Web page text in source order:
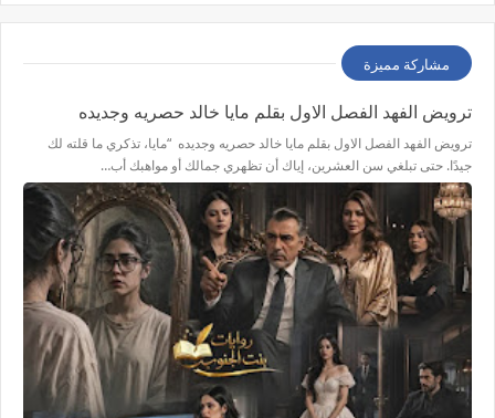
مشاركة مميزة
ترويض الفهد الفصل الاول بقلم مايا خالد حصريه وجديده
ترويض الفهد الفصل الاول بقلم مايا خالد حصريه وجديده “مايا، تذكري ما قلته لك
جيدًا. حتى تبلغي سن العشرين، إياك أن تظهري جمالك أو مواهبك أب…